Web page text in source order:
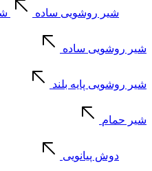
شیر روشویی ساده
شیر روشویی ساده
شیر روشویی پایه بلند
شیر حمام
دوش پیانویی